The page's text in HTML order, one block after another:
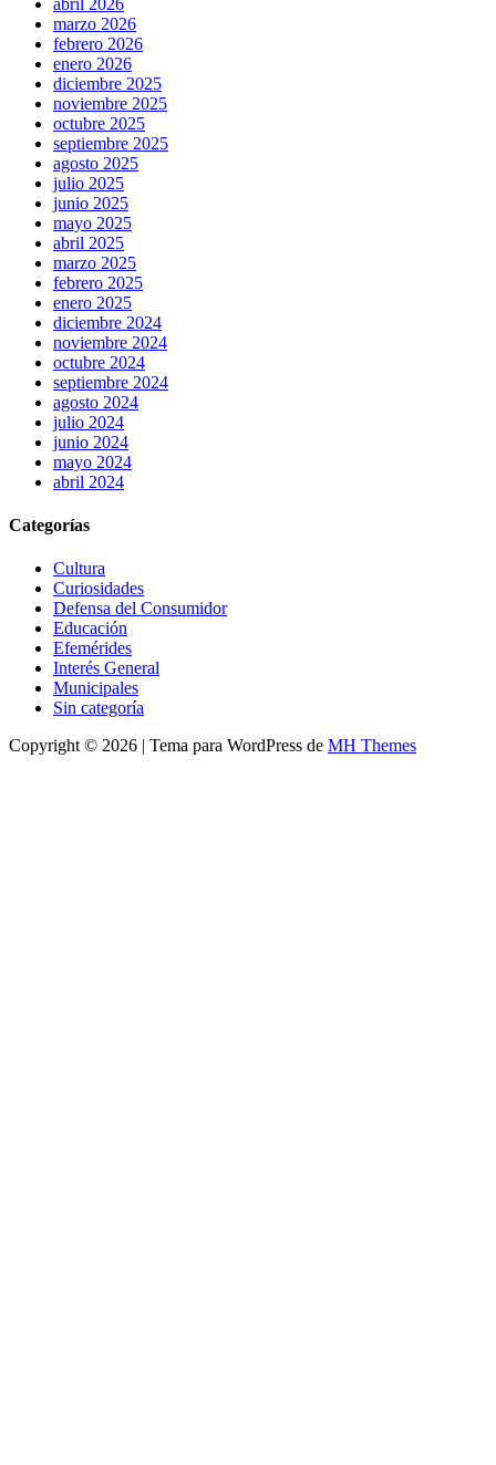
marzo 2026
febrero 2026
enero 2026
diciembre 2025
noviembre 2025
octubre 2025
septiembre 2025
agosto 2025
julio 2025
junio 2025
mayo 2025
abril 2025
marzo 2025
febrero 2025
enero 2025
diciembre 2024
noviembre 2024
octubre 2024
septiembre 2024
agosto 2024
julio 2024
junio 2024
mayo 2024
abril 2024
Categorías
Cultura
Curiosidades
Defensa del Consumidor
Educación
Efemérides
Interés General
Municipales
Sin categoría
Copyright © 2026 | Tema para WordPress de MH Themes